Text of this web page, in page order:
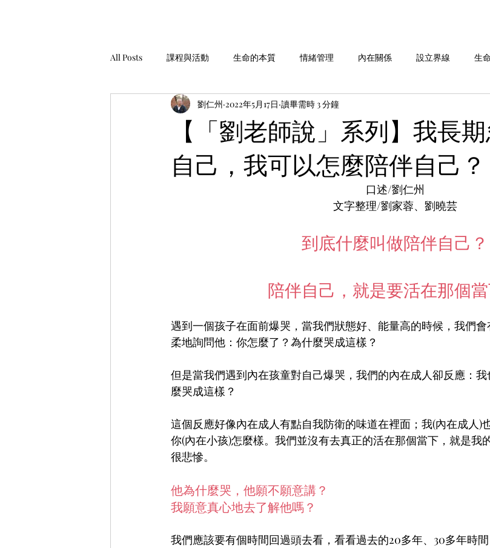
All Posts 課程與活動 生命的本質 情緒管理 內在關係 設立界線 生
工作與金錢 生命故事分享 劉老師說 系列
服務與助人 華人行動 活動週報
【「劉老師說」系列】我長
自己，我可以怎麼陪伴自己？
劉仁州 2022年5月17日 讀畢需時 3 分鐘
口述/劉仁州
文字整理/劉家蓉、劉曉芸
到底什麼叫做陪伴自己？
陪伴自己，就是要活在那個當
遇到一個孩子在面前爆哭，當我們狀態好、能量高的時候，我們
柔地詢問他：你怎麼了？為什麼哭成這樣？
但是當我們遇到內在孩童對自己爆哭，我們的內在成人卻反應：
麼哭成這樣？
這個反應好像內在成人有點自我防衛的味道在裡面；我(內在成人)
你(內在小孩)怎麼樣。我們並沒有去真正的活在那個當下，就是我
很悲慘。
他為什麼哭，他願不願意講？
我願意真心地去了解他嗎？
我們應該要有個時間回過頭去看，看看過去的20多年、30多年時